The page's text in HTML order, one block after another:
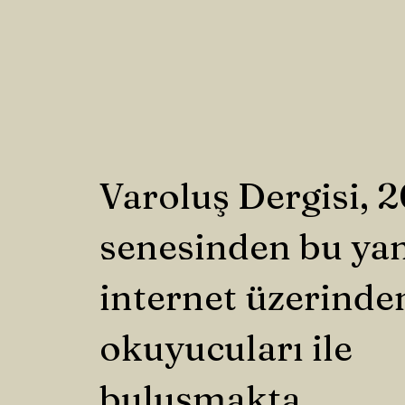
Varoluş Dergisi,
senesinden bu
internet
okuyucuları ile